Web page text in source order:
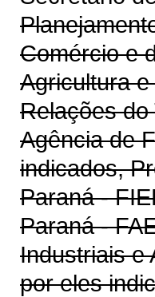
Comércio e
Agricultura
Relações
Agência de
indicados,
Paraná -
Paraná -
Industriais e
por eles